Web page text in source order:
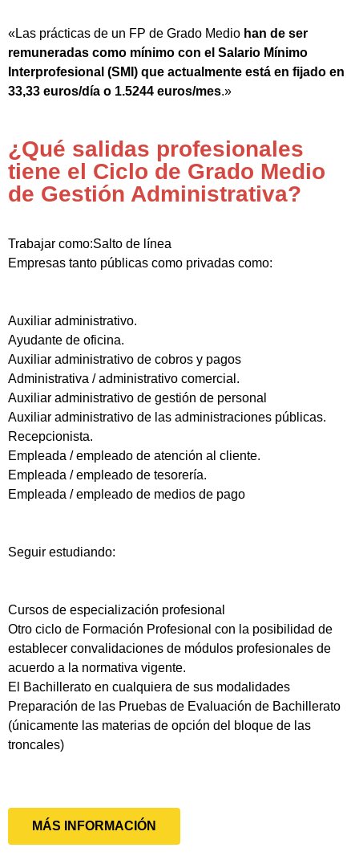
«Las prácticas de un FP de Grado Medio han de ser
remuneradas como mínimo con el Salario Mínimo
Interprofesional (SMI) que actualmente está en fijado en
33,33 euros/día o 1.5244 euros/mes.»
¿Qué salidas profesionales
tiene el Ciclo de Grado Medio
de Gestión Administrativa?
Trabajar como:Salto de línea
Empresas tanto públicas como privadas como:
Auxiliar administrativo.
Ayudante de oficina.
Auxiliar administrativo de cobros y pagos
Administrativa / administrativo comercial.
Auxiliar administrativo de gestión de personal
Auxiliar administrativo de las administraciones públicas.
Recepcionista.
Empleada / empleado de atención al cliente.
Empleada / empleado de tesorería.
Empleada / empleado de medios de pago
Seguir estudiando:
Cursos de especialización profesional
Otro ciclo de Formación Profesional con la posibilidad de
establecer convalidaciones de módulos profesionales de
acuerdo a la normativa vigente.
El Bachillerato en cualquiera de sus modalidades
Preparación de las Pruebas de Evaluación de Bachillerato
(únicamente las materias de opción del bloque de las
troncales)
MÁS INFORMACIÓN